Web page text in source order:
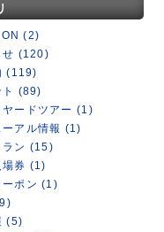
(2)
せ (120)
(119)
ト (89)
ヤードツアー (1)
ーアル情報 (1)
ラン (15)
場券 (1)
ーポン (1)
(5)